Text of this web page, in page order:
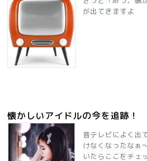
が出てきますよ
懐かしいアイドルの今を追跡！
昔テレビによく出
けなくなったなぁ
いたらここをチェ